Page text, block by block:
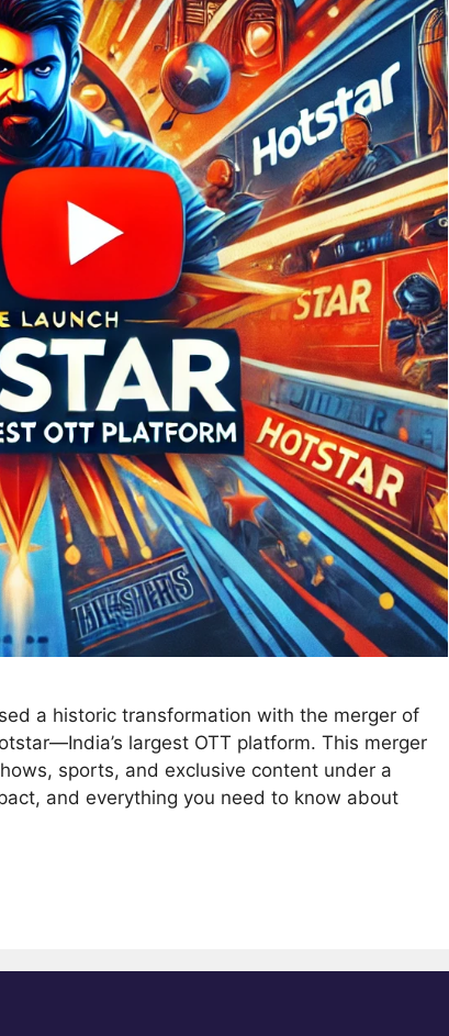
a historic transformation with the merger of
largest OTT platform. This merger
sports, and exclusive content under a
and everything you need to know about